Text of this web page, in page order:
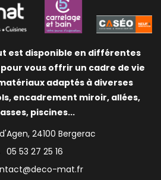
est disponible en différentes
vous offrir un cadre de vie
adaptés à diverses
encadrement miroir, allées,
piscines...
24100 Bergerac
05 53 27 25 16
mat.fr